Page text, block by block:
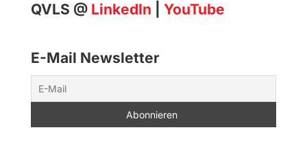
QVLS @ LinkedIn YouTube
E-Mail Newsletter